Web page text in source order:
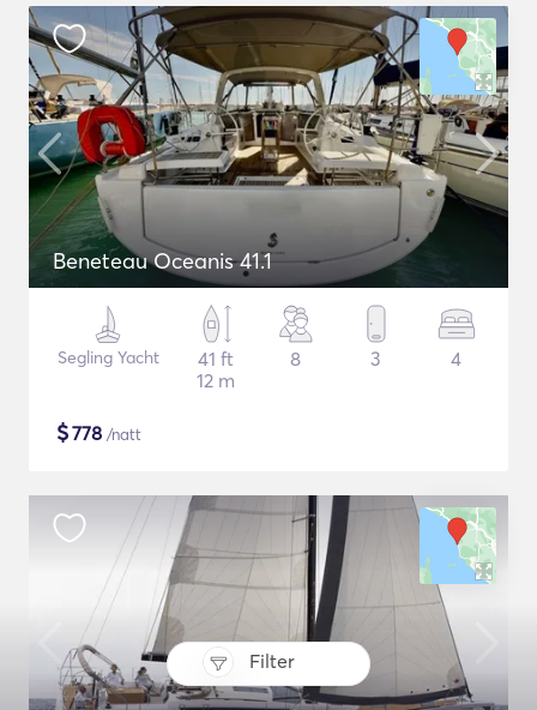
Filter
Beneteau Oceanis 41.1
Segling Yacht
41 ft
12 m
8 3 4
$778 /natt